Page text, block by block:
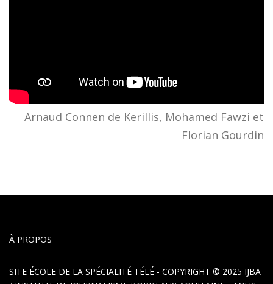
Arnaud Connen de Kerillis, Mohamed Fawzi et
Florian Gourdin
À PROPOS
SITE ÉCOLE DE LA SPÉCIALITÉ TÉLÉ - COPYRIGHT © 2025 IJBA